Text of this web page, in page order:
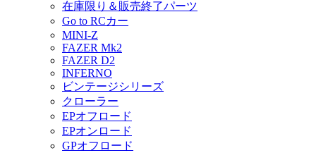
在庫限り＆販売終了パーツ
Go to RCカー
MINI-Z
FAZER Mk2
FAZER D2
INFERNO
ビンテージシリーズ
クローラー
EPオフロード
EPオンロード
GPオフロード